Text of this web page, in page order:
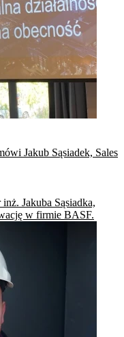
Jakub Sąsiadek, Sales
Jakuba Sąsiadka,
w firmie BASF.